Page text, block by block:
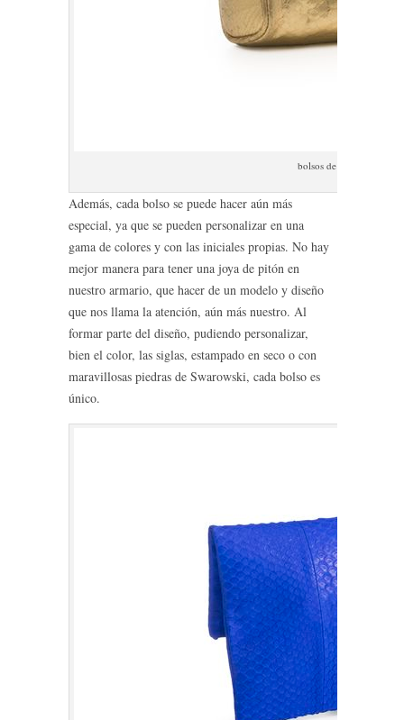
bolsos de piel de piton
Además, cada bolso se puede hacer aún más
especial, ya que se pueden personalizar en una
gama de colores y con las iniciales propias. No hay
mejor manera para tener una joya de pitón en
nuestro armario, que hacer de un modelo y diseño
que nos llama la atención, aún más nuestro. Al
formar parte del diseño, pudiendo personalizar,
bien el color, las siglas, estampado en seco o con
maravillosas piedras de Swarowski, cada bolso es
único.